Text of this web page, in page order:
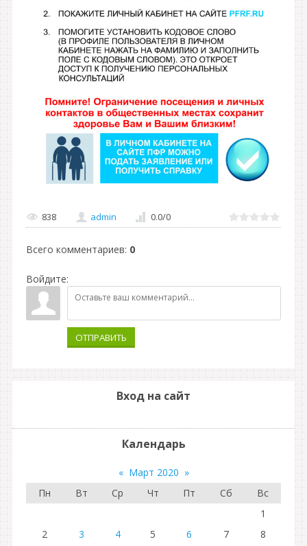
838 admin 0.0/0
Всего комментариев: 0
Войдите:
ОТПРАВИТЬ
Вход на сайт
Календарь
« Март 2020 »
Пн
Вт Ср Чт Пт Сб
Вс
1
2
3 4 5 6 7
8